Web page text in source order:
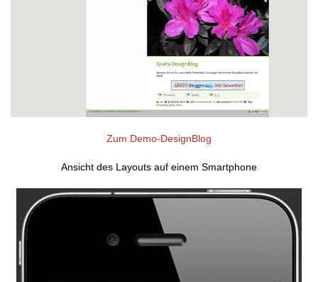
Zum Demo-DesignBlog
Ansicht des Layouts auf einem Smartphone